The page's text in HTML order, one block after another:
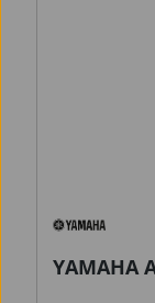
YAMAHA